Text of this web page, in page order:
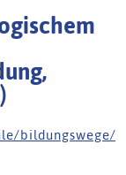
e / b i l d u n g s w e g e /